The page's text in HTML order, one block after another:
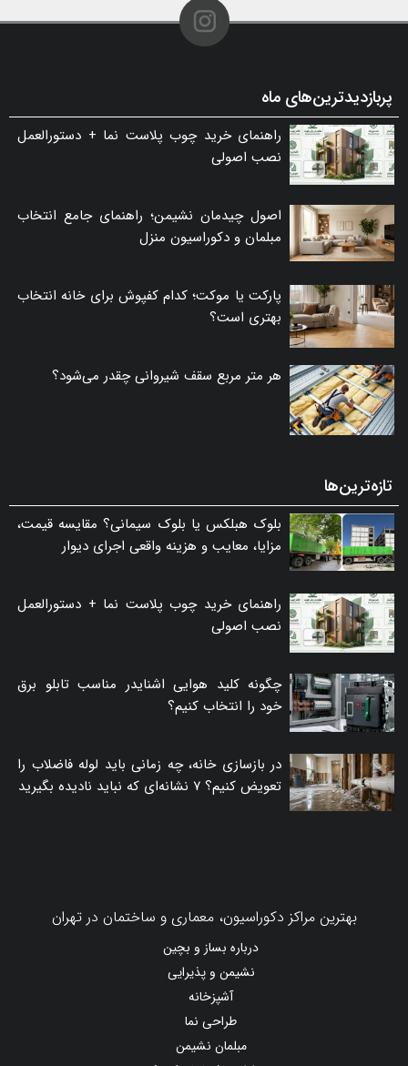
پربازدیدترین‌های ماه
راهنمای خرید چوب پلاست نما + دستورالعمل
نصب اصولی
اصول چیدمان نشیمن؛ راهنمای جامع انتخاب
مبلمان و دکوراسیون منزل
پارکت یا موکت؛ کدام کفپوش برای خانه انتخاب
بهتری است؟
هر متر مربع سقف شیروانی چقدر می‌شود؟
تازه‌ترین‌ها
بلوک هبلکس یا بلوک سیمانی؟ مقایسه قیمت،
مزایا، معایب و هزینه واقعی اجرای دیوار
راهنمای خرید چوب پلاست نما + دستورالعمل
نصب اصولی
چگونه کلید هوایی اشنایدر مناسب تابلو برق
خود را انتخاب کنیم؟
در بازسازی خانه، چه زمانی باید لوله فاضلاب را
تعویض کنیم؟ ۷ نشانه‌ای که نباید نادیده بگیرید
بهترین مراکز دکوراسیون، معماری و ساختمان در تهران
درباره بساز و بچین
نشیمن و پذیرایی
آشپزخانه
طراحی نما
مبلمان نشیمن